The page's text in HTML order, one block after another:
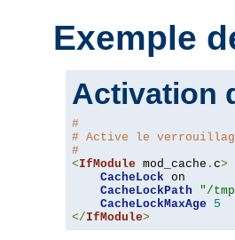
Exemple
Activation
#
# Active le
#
<IfModule mod_cache . c>
CacheLock on
CacheLockPath
"/
CacheLockMaxAge
5
</IfModule>